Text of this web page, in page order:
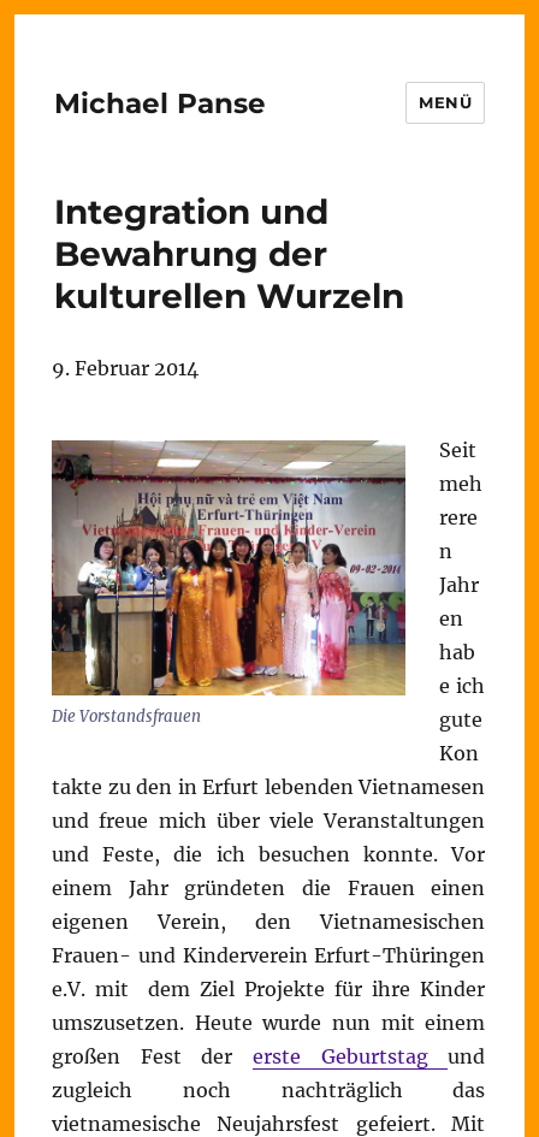
Michael Panse MENÜ
Integration und
Bewahrung der
kulturellen Wurzeln
9. Februar 2014
Die Vorstandsfrauen
Seit
meh
rere
n
Jahr
en
hab
e ich
gute
Kon
takte zu den in Erfurt lebenden Vietnamesen
und freue mich über viele Veranstaltungen
und Feste, die ich besuchen konnte. Vor
einem Jahr gründeten die Frauen einen
eigenen Verein, den Vietnamesischen
Frauen- und Kinderverein Erfurt-Thüringen
e.V. mit dem Ziel Projekte für ihre Kinder
umszusetzen. Heute wurde nun mit einem
großen Fest dererste Geburtstagund
zugleich noch nachträglich das
vietnamesische Neujahrsfest gefeiert. Mit